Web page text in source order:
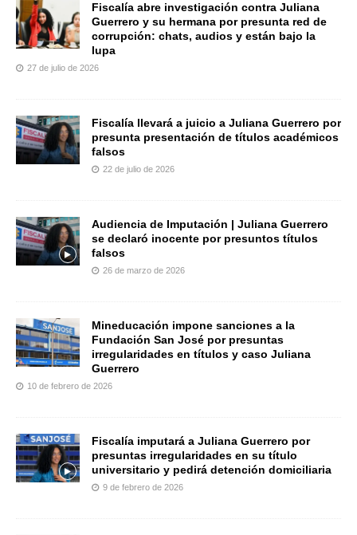
Fiscalía abre investigación contra Juliana
Guerrero y su hermana por presunta red de
corrupción: chats, audios y están bajo la
lupa
27 de julio de 2026
Fiscalía llevará a juicio a Juliana Guerrero por
presunta presentación de títulos académicos
falsos
22 de julio de 2026
Audiencia de Imputación | Juliana Guerrero
se declaró inocente por presuntos títulos
falsos
26 de marzo de 2026
Mineducación impone sanciones a la
Fundación San José por presuntas
irregularidades en títulos y caso Juliana
Guerrero
10 de febrero de 2026
Fiscalía imputará a Juliana Guerrero por
presuntas irregularidades en su título
universitario y pedirá detención domiciliaria
9 de febrero de 2026